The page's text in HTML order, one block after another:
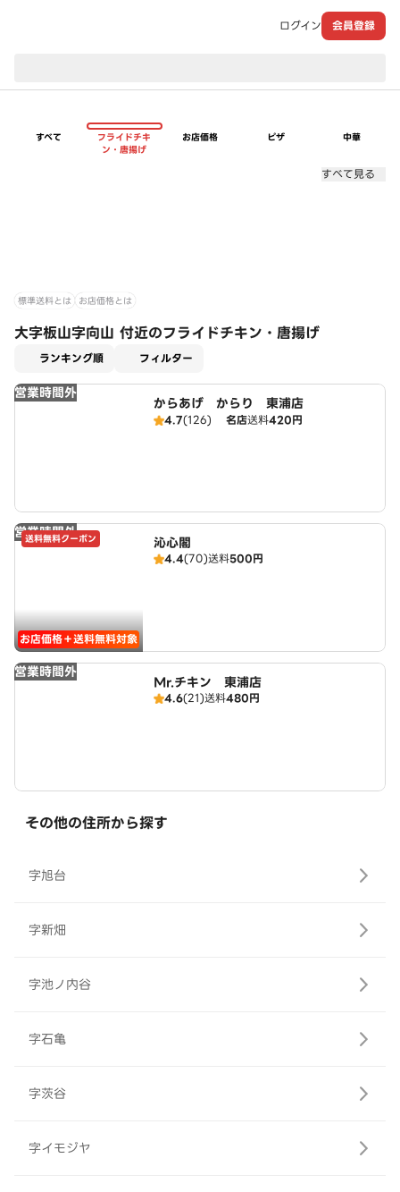
ログイン 会員登録
すべて
フライドチキ
ン・唐揚げ
お店価格 ピザ 中華
すべて見る
標準送料とは お店価格とは
大字板山字向山 付近のフライドチキン・唐揚げ
ランキング順 フィルター
営業時間外
からあげ からり 東浦店
4.7(126) 名店送料420円
営業時間外
送料無料クーポン
お店価格＋送料無料対象
沁心閣
4.4(70)送料500円
営業時間外
Mr.チキン 東浦店
4.6(21)送料480円
その他の住所から探す
字旭台
字新畑
字池ノ内谷
字石亀
字茨谷
字イモジヤ